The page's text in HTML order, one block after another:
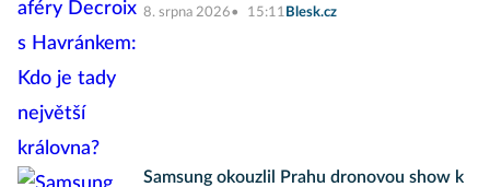
8. srpna 2026 15:11 Blesk.cz
Samsung okouzlil Prahu dronovou show k